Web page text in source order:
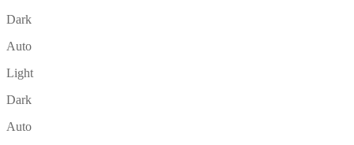
Dark
Auto
Light
Dark
Auto